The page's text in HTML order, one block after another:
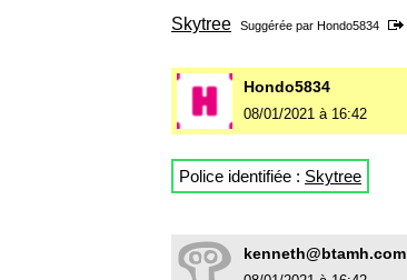
Skytree Suggérée par Hondo5834
Hondo5834
08/01/2021 à 16:42
Police identifiée : Skytree
kenneth@btamh.com